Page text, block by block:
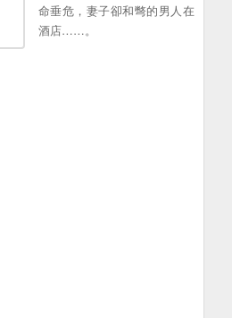
命垂危，妻子卻和彆的男人在
酒店……。